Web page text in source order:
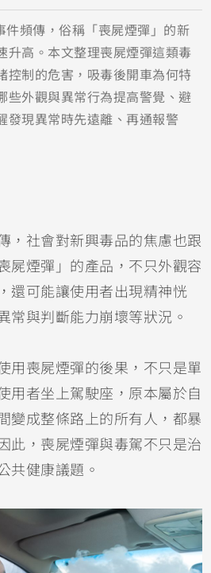
件頻傳，俗稱「喪屍煙彈」的新
升高。本文整理喪屍煙彈這類毒
控制的危害，吸毒後開車為何特
些外觀與異常行為提高警覺、避
發現異常時先遠離、再通報警
，社會對新興毒品的焦慮也跟
屍煙彈」的產品，不只外觀容
還可能讓使用者出現精神恍
常與判斷能力崩壞等狀況。
用喪屍煙彈的後果，不只是單
用者坐上駕駛座，原本屬於自
變成整條路上的所有人，都暴
此，喪屍煙彈與毒駕不只是治
共健康議題。